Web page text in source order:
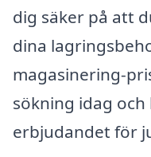
dig säker på att
dina
magasinering-
sökning idag
erbjudandet för